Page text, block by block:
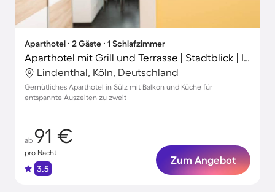
Aparthotel ∙ 2 Gäste ∙ 1 Schlafzimmer
Aparthotel mit Grill und Terrasse | Stadtblick | Ideal für Homeoffice
Lindenthal, Köln, Deutschland
Gemütliches Aparthotel in Sülz mit Balkon und Küche für
entspannte Auszeiten zu zweit
ab 91 €
pro Nacht
3.5
Zum Angebot